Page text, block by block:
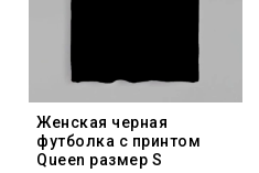
Женская черная
футболка с принтом
Queen размер S